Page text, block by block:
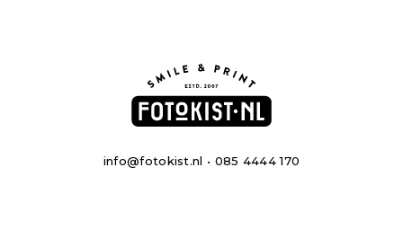
info@fotokist.nl • 085 4444 170